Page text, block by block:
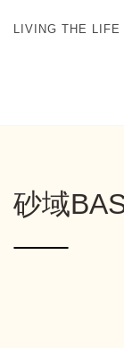
LIVING THE LIFE
砂域